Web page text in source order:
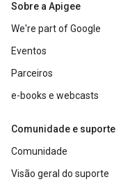
Sobre a Apigee
We're part of Google
Eventos
Parceiros
e-books e webcasts
Comunidade e suporte
Comunidade
Visão geral do suporte